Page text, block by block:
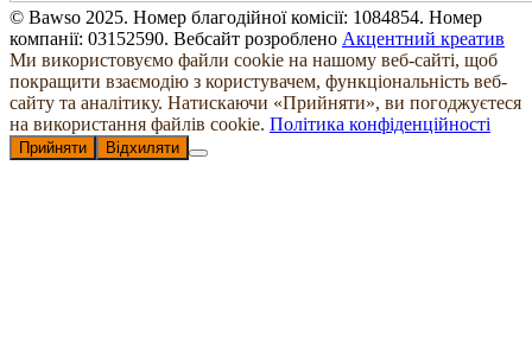
© Bawso 2025. Номер благодійної комісії: 1084854. Номер
компанії: 03152590. Вебсайт розроблено Акцентний креатив
Ми використовуємо файли cookie на нашому веб-сайті, щоб
покращити взаємодію з користувачем, функціональність веб-
сайту та аналітику. Натискаючи «Прийняти», ви погоджуєтеся
на використання файлів cookie. Політика конфіденційності
Прийняти Відхиляти